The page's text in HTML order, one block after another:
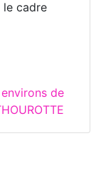
le cadre
de